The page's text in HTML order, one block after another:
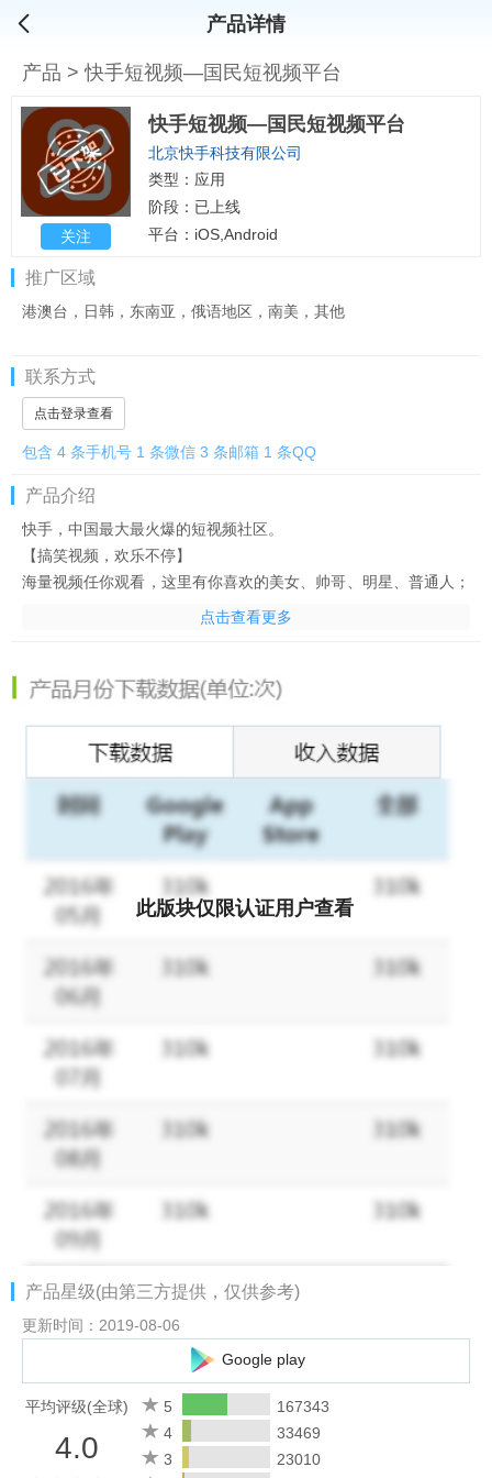
产品详情
产品 > 快手短视频—国民短视频平台
关注
快手短视频—国民短视频平台
北京快手科技有限公司
类型：应用
阶段：已上线
平台：iOS,Android
推广区域
港澳台，日韩，东南亚，俄语地区，南美，其他
联系方式
点击登录查看
包含 4 条手机号 1 条微信 3 条邮箱 1 条QQ
产品介绍
快手，中国最大最火爆的短视频社区。
【搞笑视频，欢乐不停】
海量视频任你观看，这里有你喜欢的美女、帅哥、明星、普通人；
也有舞蹈、猎奇、炫技；拍摄爆笑一刻，分享你我他 …
秒人气网络红人就是你。
不同曲风，不同心情。时尚魔性配乐，挑动你的音乐神经， 让我
们一起摇摆。
【美颜滤镜，魔法表情】
不用化妆不用洗头，变美就是这么简单。神奇魔法让你一秒萌萌
点击查看更多
此版块仅限认证用户查看
产品星级(由第三方提供，仅供参考)
更新时间：2019-08-06
Google play
平均评级(全球)
4.0
5
167343
4
33469
3
23010